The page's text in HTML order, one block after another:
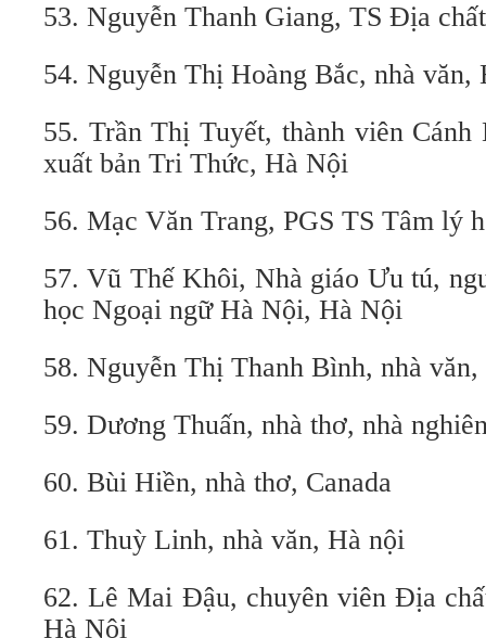
53. Nguyễn Thanh Giang, TS Địa
54. Nguyễn Thị Hoàng Bắc, nhà
55. Trần Thị Tuyết, thành viên Cánh
xuất bản Tri Thức, Hà Nội
56. Mạc Văn Trang, PGS TS Tâm lý
57. Vũ Thế Khôi, Nhà giáo Ưu tú,
học Ngoại ngữ Hà Nội, Hà Nội
58. Nguyễn Thị Thanh Bình, nhà
59. Dương Thuấn, nhà thơ, nhà
60. Bùi Hiền, nhà thơ, Canada
61. Thuỳ Linh, nhà văn, Hà nội
62. Lê Mai Đậu, chuyên viên Địa
Hà Nội